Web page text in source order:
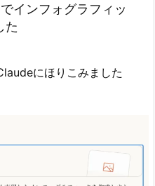
インフォグラフィッ
た
にほりこみました